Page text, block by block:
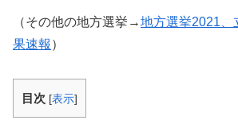
（その他の地方選挙→地方選挙2021、
果速報 ）
目次 [表示]